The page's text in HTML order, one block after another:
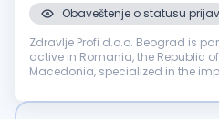
Obaveštenje o statusu
Zdravlje Profi d.o.o. Beograd is
active in Romania, the Republic
Macedonia, specialized in the
looki...